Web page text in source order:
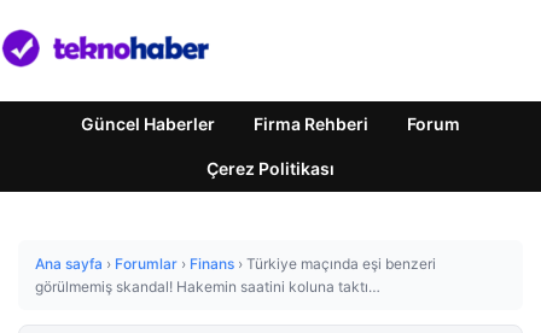
Güncel Haberler Firma Rehberi Forum
Çerez Politikası
Ana sayfa › Forumlar › Finans › Türkiye maçında eşi benzeri
görülmemiş skandal! Hakemin saatini koluna taktı…